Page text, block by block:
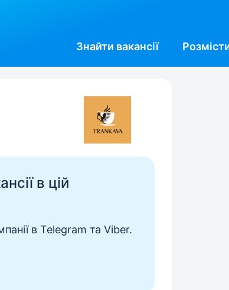
Знайти вакансії
в цій
в Telegram та Viber.